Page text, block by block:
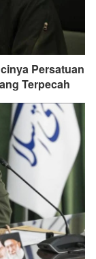
Persatuan
Terpecah